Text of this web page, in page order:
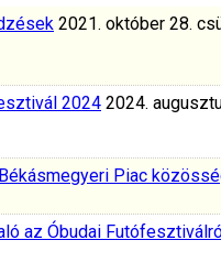
2021. október 28.
2024 2024.
Piac
az Óbudai